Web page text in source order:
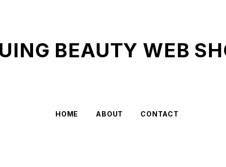
BEAUTY WEB
HOME ABOUT CONTACT